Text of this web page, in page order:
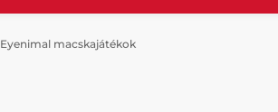
Eyenimal macskajátékok